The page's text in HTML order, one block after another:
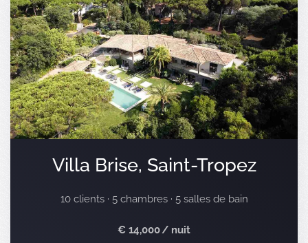
Villa Brise, Saint-Tropez
10 clients · 5 chambres · 5 salles de bain
€ 14,000 / nuit